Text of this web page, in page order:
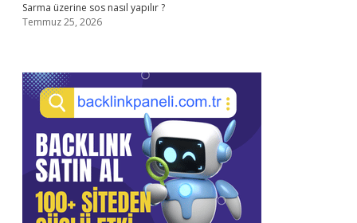
Sarma üzerine sos nasıl yapılır ?
Temmuz 25, 2026